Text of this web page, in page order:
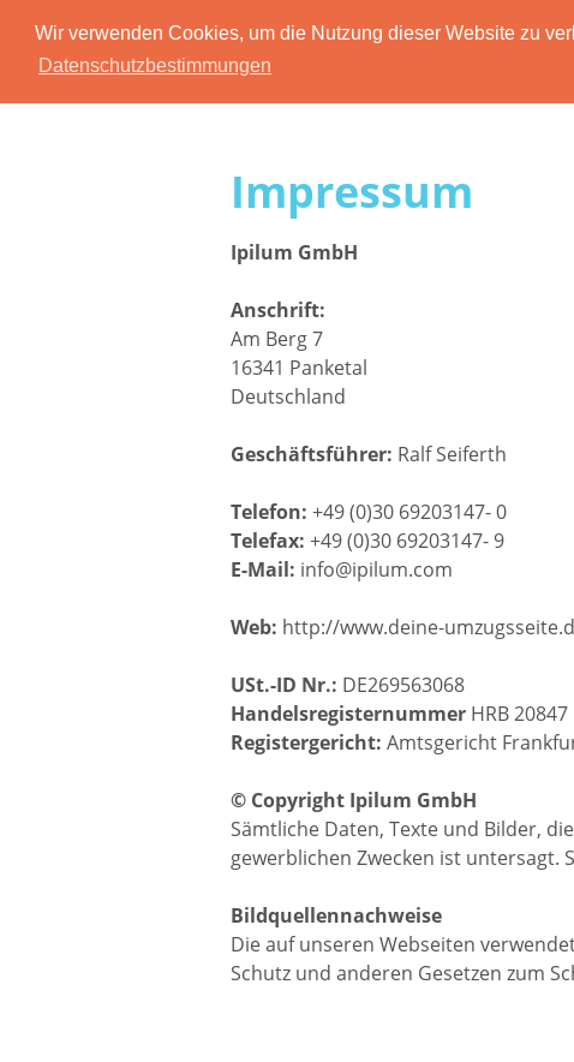
Wir verwenden Cookies, um die Nutzung dieser Website zu
Datenschutzbestimmungen
Impressum
Ipilum GmbH
Anschrift:
Am Berg 7
16341 Panketal
Deutschland
Geschäftsführer: Ralf Seiferth
Telefon: +49 (0)30 69203147- 0
Telefax: +49 (0)30 69203147- 9
E-Mail: info@ipilum.com
Web: http://www.deine-
USt.-ID Nr.: DE269563068
Handelsregisternummer HRB 20847
Registergericht: Amtsgericht
© Copyright Ipilum GmbH
Sämtliche Daten, Texte und Bilder,
gewerblichen Zwecken ist
Bildquellennachweise
Die auf unseren Webseiten
Schutz und anderen Gesetzen zum